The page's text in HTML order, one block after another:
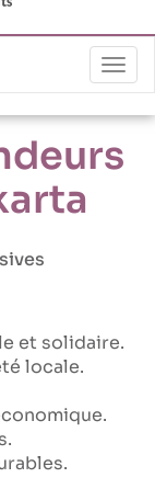
et solidaire
locale